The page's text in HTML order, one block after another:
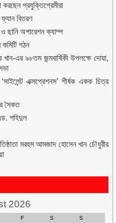
করছেন প্রযুক্তিপ্রেমীরা
বিতরণ
ও ছানি অপারেশন ক্যাম্প
গঠন
এর ৯৮তম জন্মবার্ষিকী উপলক্ষে দোয়া,
এক্সপ্রেশনস’ শীর্ষক একক চিত্র
সৈকত
শহিদুল
মরহুম আমজাদ হোসেন খান চৌধুরীর
2026
F S
S